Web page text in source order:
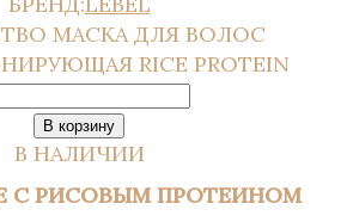
МАСКА ДЛЯ ВОЛОС
RICE PROTEIN
В корзину
В НАЛИЧИИ
С РИСОВЫМ ПРОТЕИНОМ